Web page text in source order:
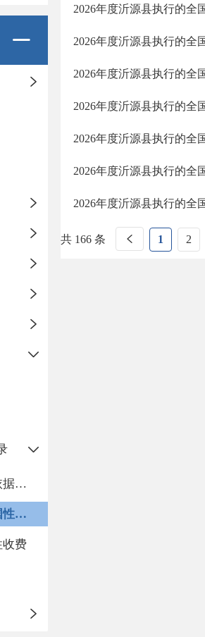
行政事业性收费依据文件汇编
沂源县执行的全国性行政事业性收费
收费
2026年度沂源县执行的全
2026年度沂源县执行的全
2026年度沂源县执行的全
2026年度沂源县执行的全
2026年度沂源县执行的全
2026年度沂源县执行的全
2026年度沂源县执行的全
共 166 条 1 2